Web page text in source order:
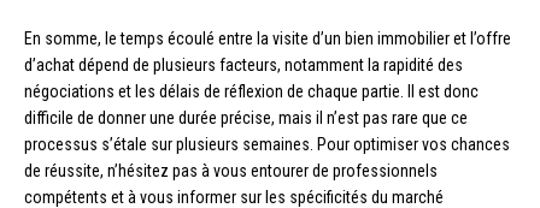
En somme, le temps écoulé entre la visite d’un bien immobilier et l’offre
d’achat dépend de plusieurs facteurs, notamment la rapidité des
négociations et les délais de réflexion de chaque partie. Il est donc
difficile de donner une durée précise, mais il n’est pas rare que ce
processus s’étale sur plusieurs semaines. Pour optimiser vos chances
de réussite, n’hésitez pas à vous entourer de professionnels
compétents et à vous informer sur les spécificités du marché